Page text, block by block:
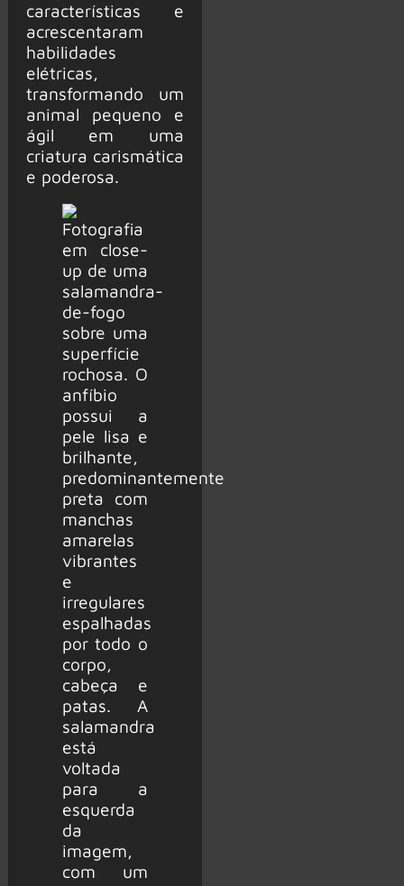
características e
acrescentaram
habilidades
elétricas,
transformando um
animal pequeno e
ágil em uma
criatura carismática
e poderosa.